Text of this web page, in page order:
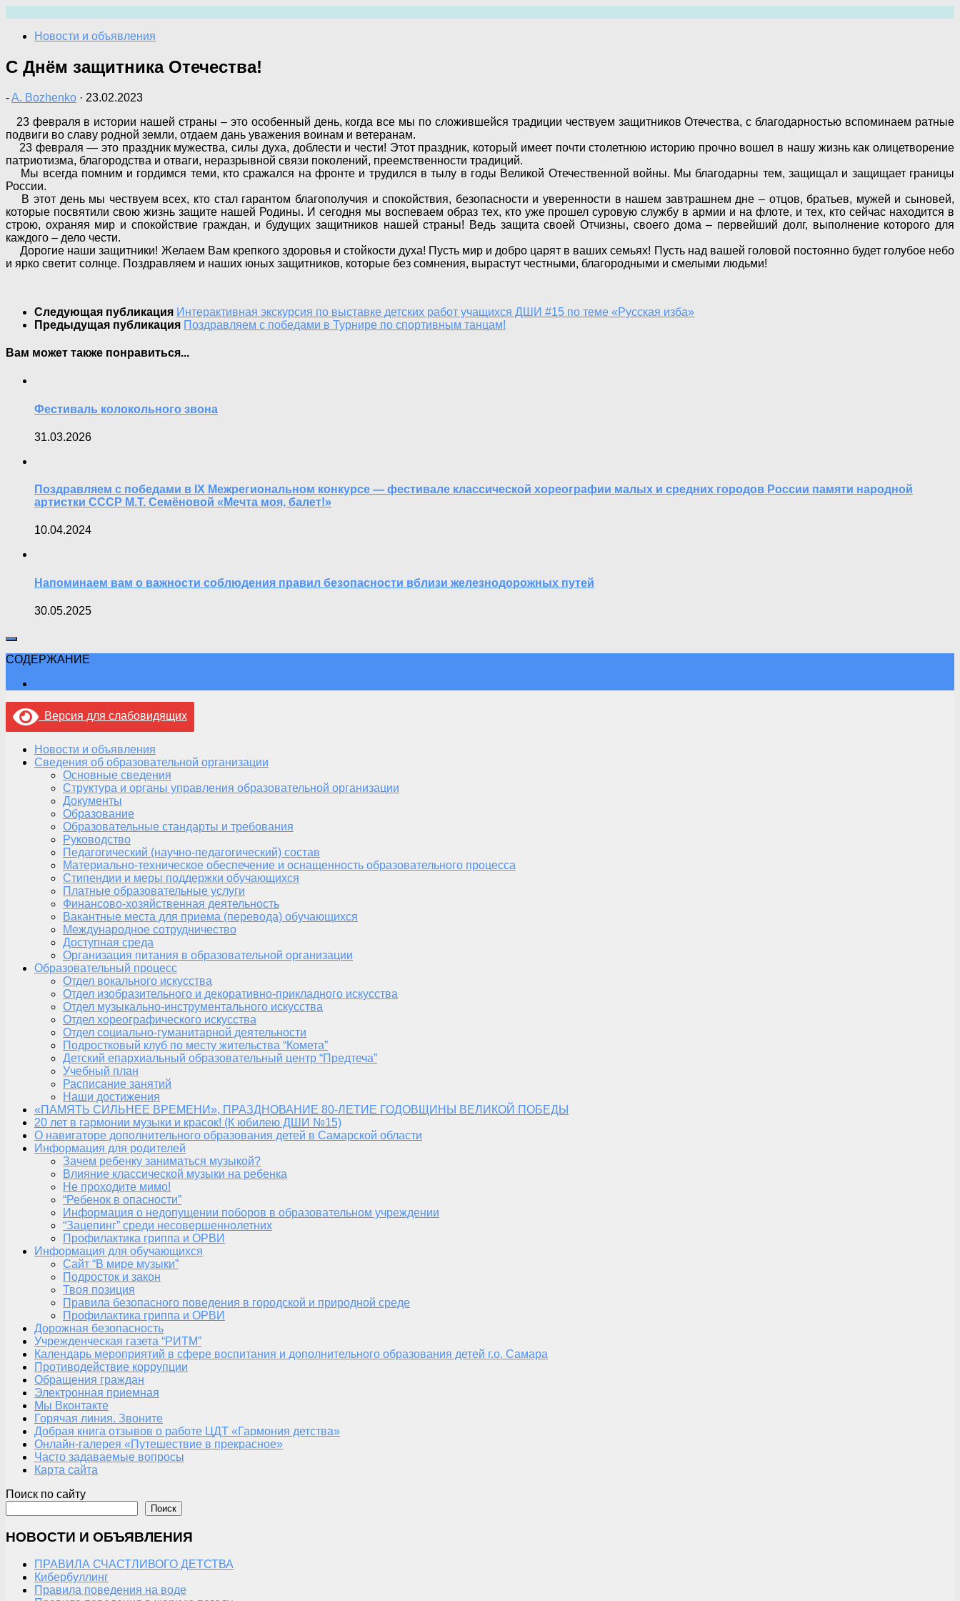
содержимому
Новости и объявления
С Днём защитника Отечества!
-A. Bozhenko · 23.02.2023
23 февраля в истории нашей страны – это особенный день, когда все мы по сложившейся традиции чествуем защитников Отечества, с благодарностью вспоминаем ратные
подвиги во славу родной земли, отдаем дань уважения воинам и ветеранам.
23 февраля — это праздник мужества, силы духа, доблести и чести! Этот праздник, который имеет почти столетнюю историю прочно вошел в нашу жизнь как олицетворение
патриотизма, благородства и отваги, неразрывной связи поколений, преемственности традиций.
Мы всегда помним и гордимся теми, кто сражался на фронте и трудился в тылу в годы Великой Отечественной войны. Мы благодарны тем, защищал и защищает границы
России.
В этот день мы чествуем всех, кто стал гарантом благополучия и спокойствия, безопасности и уверенности в нашем завтрашнем дне – отцов, братьев, мужей и сыновей,
которые посвятили свою жизнь защите нашей Родины. И сегодня мы воспеваем образ тех, кто уже прошел суровую службу в армии и на флоте, и тех, кто сейчас находится в
строю, охраняя мир и спокойствие граждан, и будущих защитников нашей страны! Ведь защита своей Отчизны, своего дома – первейший долг, выполнение которого для
каждого – дело чести.
Дорогие наши защитники! Желаем Вам крепкого здоровья и стойкости духа! Пусть мир и добро царят в ваших семьях! Пусть над вашей головой постоянно будет голубое небо
и ярко светит солнце. Поздравляем и наших юных защитников, которые без сомнения, вырастут честными, благородными и смелыми людьми!
Следующая публикация Интерактивная экскурсия по выставке детских работ учащихся ДШИ #15 по теме «Русская изба»
Предыдущая публикация Поздравляем с победами в Турнире по спортивным танцам!
Вам может также понравиться...
Фестиваль колокольного звона
31.03.2026
Поздравляем с победами в IX Межрегиональном конкурсе — фестивале классической хореографии малых и средних городов России памяти народной
артистки СССР М.Т. Семёновой «Мечта моя, балет!»
10.04.2024
Напоминаем вам о важности соблюдения правил безопасности вблизи железнодорожных путей
30.05.2025
СОДЕРЖАНИЕ
Версия для слабовидящих
Новости и объявления
Сведения об образовательной организации
Основные сведения
Структура и органы управления образовательной организации
Документы
Образование
Образовательные стандарты и требования
Руководство
Педагогический (научно-педагогический) состав
Материально-техническое обеспечение и оснащенность образовательного процесса
Стипендии и меры поддержки обучающихся
Платные образовательные услуги
Финансово-хозяйственная деятельность
Вакантные места для приема (перевода) обучающихся
Международное сотрудничество
Доступная среда
Организация питания в образовательной организации
Образовательный процесс
Отдел вокального искусства
Отдел изобразительного и декоративно-прикладного искусства
Отдел музыкально-инструментального искусства
Отдел хореографического искусства
Отдел социально-гуманитарной деятельности
Подростковый клуб по месту жительства “Комета”
Детский епархиальный образовательный центр “Предтеча”
Учебный план
Расписание занятий
Наши достижения
«ПАМЯТЬ СИЛЬНЕЕ ВРЕМЕНИ», ПРАЗДНОВАНИЕ 80-ЛЕТИЕ ГОДОВЩИНЫ ВЕЛИКОЙ ПОБЕДЫ
20 лет в гармонии музыки и красок! (К юбилею ДШИ №15)
О навигаторе дополнительного образования детей в Самарской области
Информация для родителей
Зачем ребенку заниматься музыкой?
Влияние классической музыки на ребенка
Не проходите мимо!
“Ребенок в опасности”
Информация о недопущении поборов в образовательном учреждении
“Зацепинг” среди несовершеннолетних
Профилактика гриппа и ОРВИ
Информация для обучающихся
Сайт “В мире музыки”
Подросток и закон
Твоя позиция
Правила безопасного поведения в городской и природной среде
Профилактика гриппа и ОРВИ
Дорожная безопасность
Учрежденческая газета “РИТМ”
Календарь мероприятий в сфере воспитания и дополнительного образования детей г.о. Самара
Противодействие коррупции
Обращения граждан
Электронная приемная
Мы Вконтакте
Горячая линия. Звоните
Добрая книга отзывов о работе ЦДТ «Гармония детства»
Онлайн-галерея «Путешествие в прекрасное»
Часто задаваемые вопросы
Карта сайта
Поиск по сайту
Поиск
НОВОСТИ И ОБЪЯВЛЕНИЯ
ПРАВИЛА СЧАСТЛИВОГО ДЕТСТВА
Кибербуллинг
Правила поведения на воде